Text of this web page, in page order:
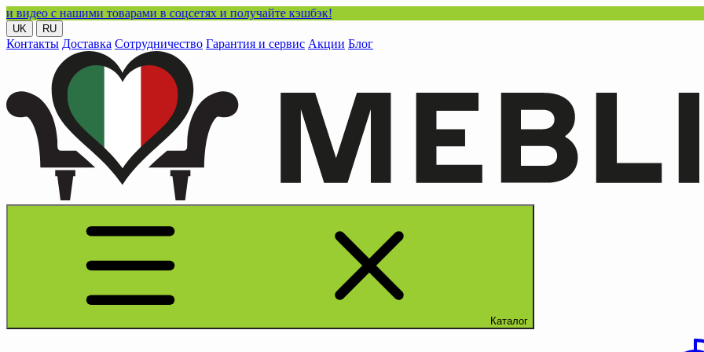
товарами в соцсетях и получайте кэшбэк!
UK RU
Контакты Доставка Сотрудничество Гарантия и сервис Акции Блог
Каталог